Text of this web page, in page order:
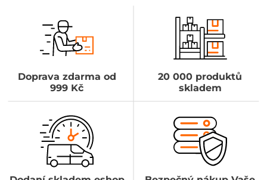
Doprava zdarma od
999 Kč
20 000 produktů
skladem